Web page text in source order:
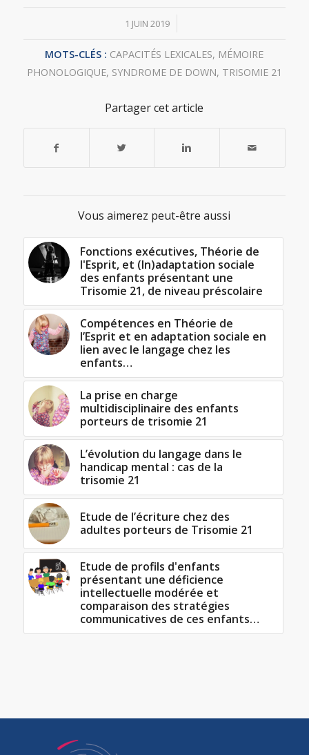
1 JUIN 2019
/
MOTS-CLÉS : CAPACITÉS LEXICALES, MÉMOIRE
PHONOLOGIQUE, SYNDROME DE DOWN, TRISOMIE 21
Partager cet article
Vous aimerez peut-être aussi
Fonctions exécutives, Théorie de
l'Esprit, et (In)adaptation sociale
des enfants présentant une
Trisomie 21, de niveau préscolaire
Compétences en Théorie de
l’Esprit et en adaptation sociale en
lien avec le langage chez les
enfants…
La prise en charge
multidisciplinaire des enfants
porteurs de trisomie 21
L’évolution du langage dans le
handicap mental : cas de la
trisomie 21
Etude de l’écriture chez des
adultes porteurs de Trisomie 21
Etude de profils d'enfants
présentant une déficience
intellectuelle modérée et
comparaison des stratégies
communicatives de ces enfants…